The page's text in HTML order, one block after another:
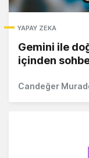
YAPAY ZEKA
Gemini ile
içinden
Candeğer